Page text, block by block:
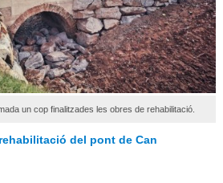
un cop finalitzades les obres de rehabilitació.
del pont de Can